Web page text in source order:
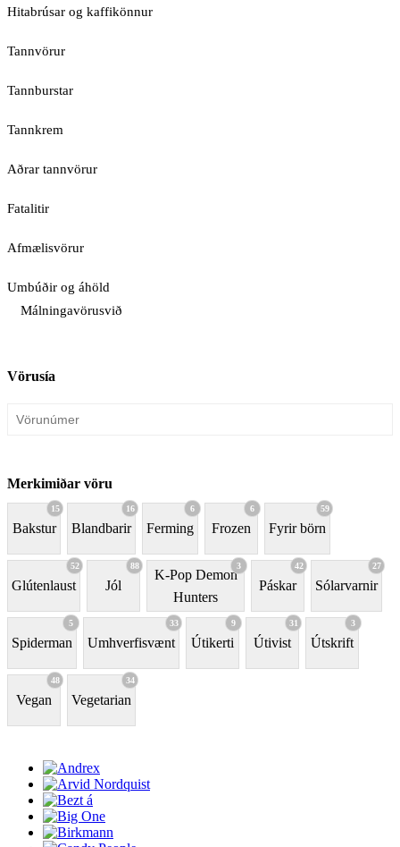
Hitabrúsar og kaffikönnur
Tannvörur
Tannburstar
Tannkrem
Aðrar tannvörur
Fatalitir
Afmælisvörur
Umbúðir og áhöld
Málningavörusvið
Vörusía
Merkimiðar vöru
15
Bakstur
16
Blandbarir
6
Ferming
6
Frozen
59
Fyrir börn
52
Glútenlaust
88
Jól
3
K-Pop Demon
Hunters
42
Páskar
27
Sólarvarnir
5
Spiderman
33
Umhverfisvænt
9
Útikerti
31
Útivist
3
Útskrift
48
Vegan
34
Vegetarian